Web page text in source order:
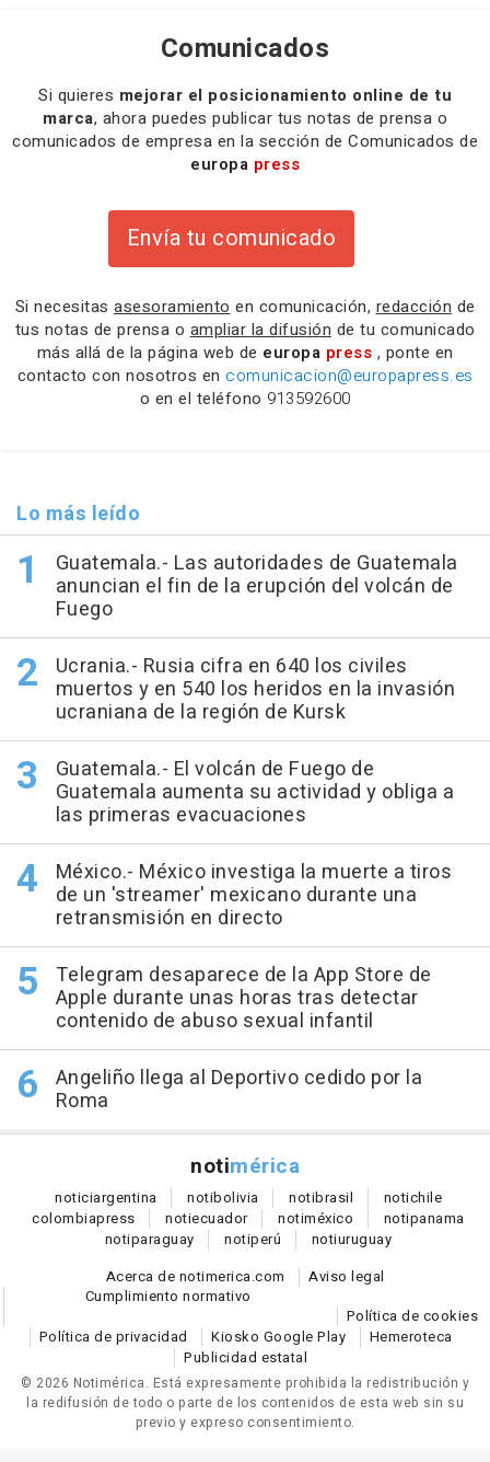
Comunicados
Si quieres mejorar el posicionamiento online de tu
marca, ahora puedes publicar tus notas de prensa o
comunicados de empresa en la sección de Comunicados de
europa press
Envía tu comunicado
Si necesitas asesoramiento en comunicación, redacción de
tus notas de prensa o ampliar la difusión de tu comunicado
más allá de la página web de europa press , ponte en
contacto con nosotros en comunicacion@europapress.es
o en el teléfono 913592600
Lo más leído
Guatemala.- Las autoridades de Guatemala
anuncian el fin de la erupción del volcán de
Fuego
Ucrania.- Rusia cifra en 640 los civiles
muertos y en 540 los heridos en la invasión
ucraniana de la región de Kursk
Guatemala.- El volcán de Fuego de
Guatemala aumenta su actividad y obliga a
las primeras evacuaciones
México.- México investiga la muerte a tiros
de un 'streamer' mexicano durante una
retransmisión en directo
Telegram desaparece de la App Store de
Apple durante unas horas tras detectar
contenido de abuso sexual infantil
Angeliño llega al Deportivo cedido por la
Roma
notimérica
noticiargentina notibolivia notibrasil notichile
colombiapress notiecuador notiméxico notipanama
notiparaguay notiperú notiuruguay
Acerca de notimerica.com
Aviso legal
Cumplimiento normativo
Política de cookies
Política de privacidad
Kiosko Google Play
Hemeroteca
Publicidad estatal
© 2026 Notimérica. Está expresamente prohibida la redistribución y
la redifusión de todo o parte de los contenidos de esta web sin su
previo y expreso consentimiento.